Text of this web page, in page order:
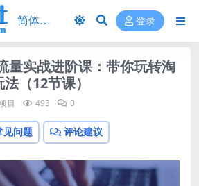
登录
量实战进阶课：带你玩转淘
（12节课）
目 493 0
见问题 评论建议